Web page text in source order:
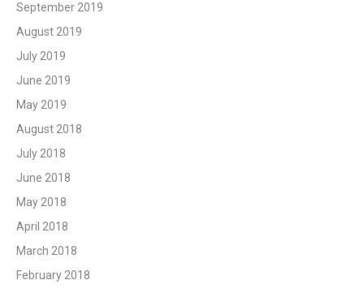
September 2019
August 2019
July 2019
June 2019
May 2019
August 2018
July 2018
June 2018
May 2018
April 2018
March 2018
February 2018